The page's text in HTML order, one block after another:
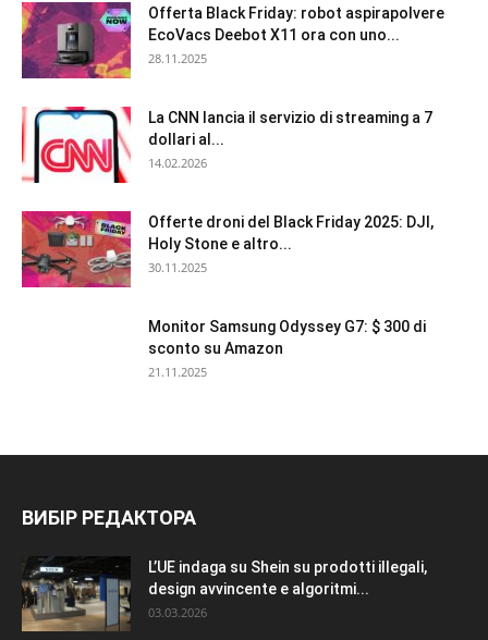
Offerta Black Friday: robot aspirapolvere
EcoVacs Deebot X11 ora con uno...
28.11.2025
La CNN lancia il servizio di streaming a 7
dollari al...
14.02.2026
Offerte droni del Black Friday 2025: DJI,
Holy Stone e altro...
30.11.2025
Monitor Samsung Odyssey G7: $ 300 di
sconto su Amazon
21.11.2025
ВИБІР РЕДАКТОРА
L’UE indaga su Shein su prodotti illegali,
design avvincente e algoritmi...
03.03.2026